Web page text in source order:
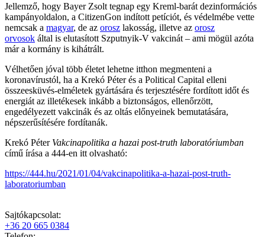
Jellemző, hogy Bayer Zsolt tegnap egy Kreml-barát dezinformációs
kampányoldalon, a CitizenGon indított petíciót, és védelmébe vette
nemcsak a magyar, de az orosz lakosság, illetve az orosz
orvosok által is elutasított Szputnyik-V vakcinát – ami mögül azóta
már a kormány is kihátrált.
Vélhetően jóval több életet lehetne itthon megmenteni a
koronavírustól, ha a Krekó Péter és a Political Capital elleni
összeesküvés-elméletek gyártására és terjesztésére fordított időt és
energiát az illetékesek inkább a biztonságos, ellenőrzött,
engedélyezett vakcinák és az oltás előnyeinek bemutatására,
népszerűsítésére fordítanák.
Krekó Péter Vakcinapolitika a hazai post-truth laboratóriumban
című írása a 444-en itt olvasható:
https://444.hu/2021/01/04/vakcinapolitika-a-hazai-post-truth-
laboratoriumban
Sajtókapcsolat:
+36 20 665 0384